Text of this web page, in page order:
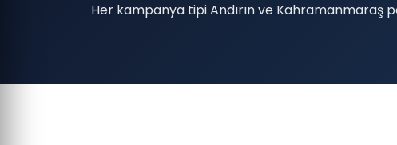
Her kampanya tipi Andırın ve Kahramanmaraş